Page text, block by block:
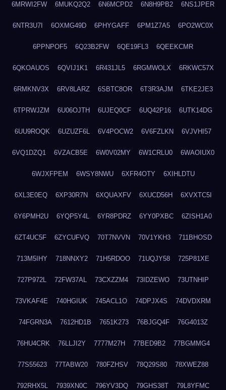
6MRWI2FW 6MUKQ2Q2 6N6MCPD2 6N8H9PB2 6NS1JPER
6NTR3U7I 6OXMG49D 6PHYGAFF 6PM1Z7A5 6PO2WC0X
6PPNPOF5 6Q23B2FW 6QE19FL3 6QEEKCMR
6QKOAUOS 6QVIJ1K1 6R431JL5 6RGMWOLX 6RKWC57X
6RMKNV3X 6RV8LARZ 6SBTC8OR 6T3R3AJM 6TKE2JE3
6TPRWJZM 6U06OJTH 6UJEQ0CF 6UQ42P16 6UTK14DG
6UU9ROQK 6UZUZF6L 6V4POCW2 6V6FZLKN 6VJVHI57
6VQ1DZQ1 6VZACB5E 6W0V02MY 6W1CRLU0 6WAOIUX0
6WJXFPEM 6WSY8NWU 6XFR4OTY 6XIHLDTU
6XL3E0EQ 6XP30R7N 6XQUAXFV 6XUCD56H 6XVXTC5I
6Y6PMH2U 6YQP5Y4L 6YR8PDRZ 6YY0PXBC 6ZISH1A0
6ZT4UC5F 6ZYCUFVQ 70T7NVVN 70V1YKH3 711BHOSD
713M5IHY 718NNXY2 71H5RDOO 71UQJY58 725P81XE
727P972L 72FW37AL 73CXZZM4 73IDZEWO 73UTNHIP
73VKAF4E 740HGIUK 745ACL1O 74DPJX4S 74DVDXRM
74FGRN3A 7612HD1B 7651K273 76BJGQ4F 76G4013Z
76HU4CRK 76LLJI2Y 7777M27H 77BED9B2 77BGMMG4
77S55623 77TABW20 780FZHSV 78Q29S80 78XWEZ88
792RHX5L 7939XN0C 796YV3DQ 79GHS38T 79L8YFMC